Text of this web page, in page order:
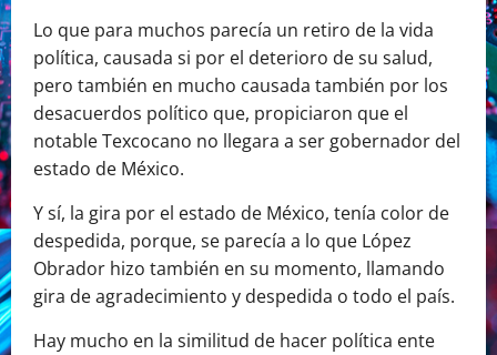
Lo que para muchos parecía un retiro de la vida
política, causada si por el deterioro de su salud,
pero también en mucho causada también por los
desacuerdos político que, propiciaron que el
notable Texcocano no llegara a ser gobernador del
estado de México.
Y sí, la gira por el estado de México, tenía color de
despedida, porque, se parecía a lo que López
Obrador hizo también en su momento, llamando
gira de agradecimiento y despedida o todo el país.
Hay mucho en la similitud de hacer política ente